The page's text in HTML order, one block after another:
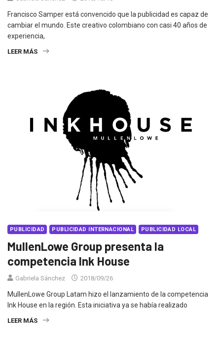
Francisco Samper está convencido que la publicidad es capaz de
cambiar el mundo. Este creativo colombiano con casi 40 años de
experiencia,
LEER MÁS
PUBLICIDAD PUBLICIDAD INTERNACIONAL PUBLICIDAD LOCAL
MullenLowe Group presenta la
competencia Ink House
Gabriela Sánchez 2018/09/26
MullenLowe Group Latam hizo el lanzamiento de la competencia
Ink House en la región. Esta iniciativa ya se había realizado
LEER MÁS